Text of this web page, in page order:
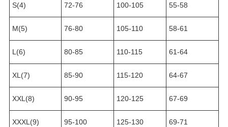
S(4) 72-76 100-105 55-58
M(5) 76-80 105-110 58-61
L(6) 80-85 110-115 61-64
XL(7) 85-90 115-120 64-67
XXL(8) 90-95 120-125 67-69
XXXL(9) 95-100 125-130 69-71